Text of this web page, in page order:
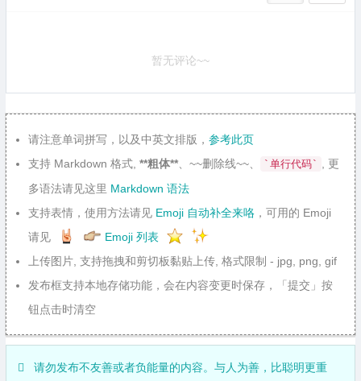
暂无评论~~
请注意单词拼写，以及中英文排版， 参考此页
支持 Markdown 格式, **粗体** 、~~删除线~~、 `单行代码`
, 更
多语法请见这里 Markdown 语法
支持表情，使用方法请见 Emoji 自动补全来咯 ，可用的 Emoji
请见
Emoji 列表
上传图片, 支持拖拽和剪切板黏贴上传, 格式限制 - jpg, png, gif
发布框支持本地存储功能，会在内容变更时保存，「提交」按
钮点击时清空
请勿发布不友善或者负能量的内容。与人为善，比聪明更重